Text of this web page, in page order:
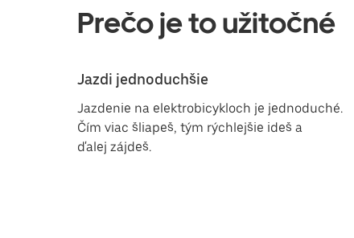
Prečo je to užitočné
Jazdi jednoduchšie
Jazdenie na elektrobicykloch je jednoduché.
Čím viac šliapeš, tým rýchlejšie ideš a
ďalej zájdeš.